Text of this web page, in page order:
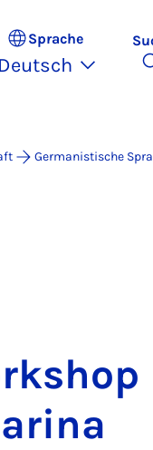
Sprache
Deutsch
Germanistische